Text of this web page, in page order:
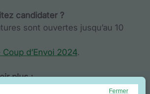
candidater ?
sont ouvertes jusqu’au 10
d’Envoi 2024.
plus :
Fermer